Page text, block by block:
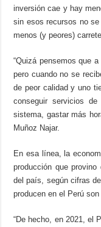
inversión cae y hay
sin esos recursos no
menos (y peores)
“Quizá pensemos que
pero cuando no se
de peor calidad y uno
conseguir servicios
sistema, gastar más
Muñoz Najar.
En esa línea, la
producción que
del país, según cifras
producen en el Perú
“De hecho, en 2021, el